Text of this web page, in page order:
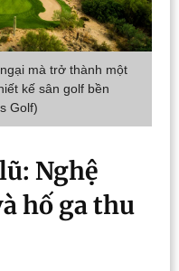
mà trở thành một
kế sân golf bền
Golf)
Nghệ
hố ga thu